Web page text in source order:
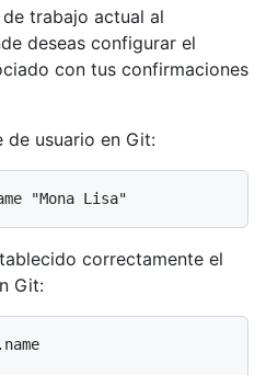
trabajo actual al
deseas configurar el
con tus confirmaciones
de usuario en Git:
correctamente el
Git: